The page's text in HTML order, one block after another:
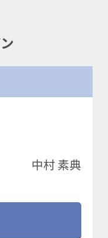
中村 素典